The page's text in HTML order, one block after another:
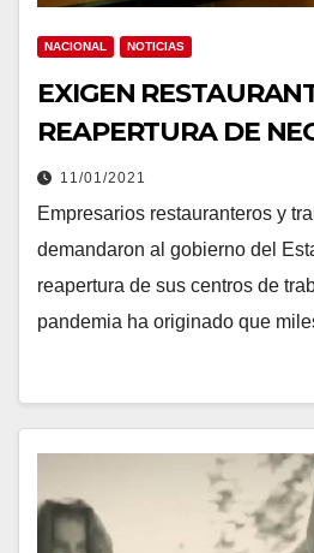
NACIONAL NOTICIAS
EXIGEN
REAPERTURA DE
11/01/2021
Empresarios restauranteros y
demandaron al gobierno del
reapertura de sus centros de
pandemia ha originado que